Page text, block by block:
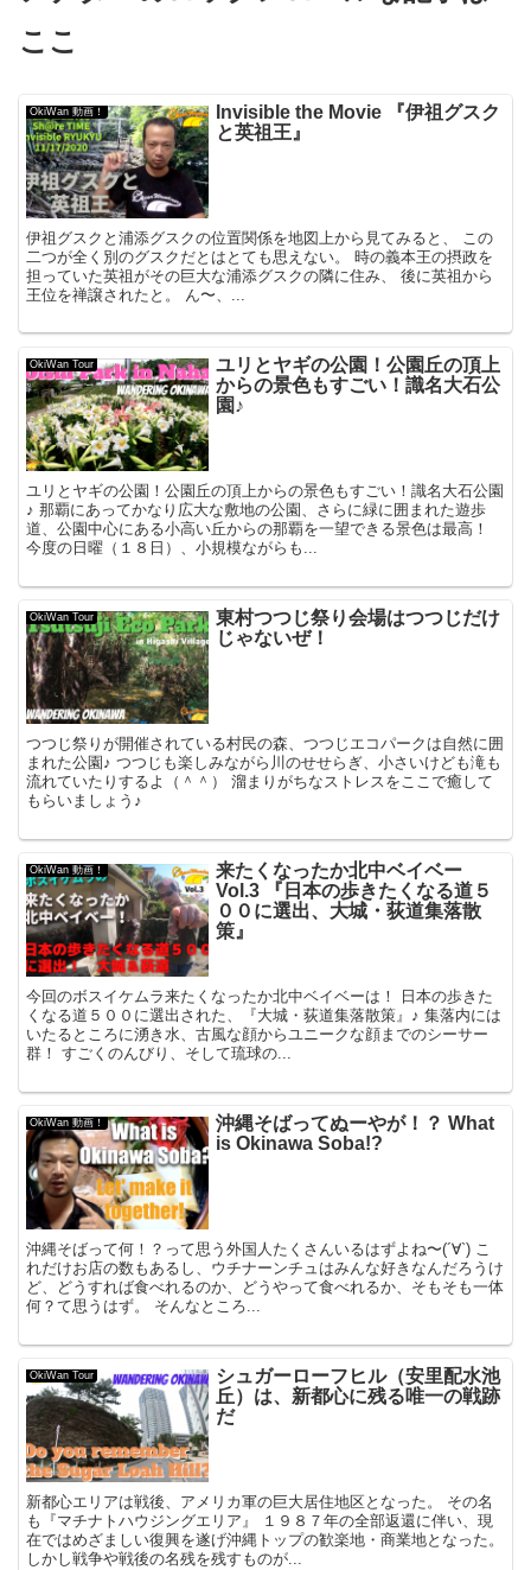
ここ
OkiWan 動画！
Invisible the Movie 『伊祖グスク
と英祖王』
伊祖グスクと浦添グスクの位置関係を地図上から見てみると、 この
二つが全く別のグスクだとはとても思えない。 時の義本王の摂政を
担っていた英祖がその巨大な浦添グスクの隣に住み、 後に英祖から
王位を禅譲されたと。 ん〜、...
OkiWan Tour
ユリとヤギの公園！公園丘の頂上
からの景色もすごい！識名大石公
園♪
ユリとヤギの公園！公園丘の頂上からの景色もすごい！識名大石公園
♪ 那覇にあってかなり広大な敷地の公園、さらに緑に囲まれた遊歩
道、公園中心にある小高い丘からの那覇を一望できる景色は最高！
今度の日曜（１８日）、小規模ながらも...
OkiWan Tour
東村つつじ祭り会場はつつじだけ
じゃないぜ！
つつじ祭りが開催されている村民の森、つつじエコパークは自然に囲
まれた公園♪ つつじも楽しみながら川のせせらぎ、小さいけども滝も
流れていたりするよ（＾＾） 溜まりがちなストレスをここで癒して
もらいましょう♪
OkiWan 動画！
来たくなったか北中ベイベー
Vol.3 『日本の歩きたくなる道５
００に選出、大城・荻道集落散
策』
今回のボスイケムラ来たくなったか北中ベイベーは！ 日本の歩きた
くなる道５００に選出された、『大城・荻道集落散策』♪ 集落内には
いたるところに湧き水、古風な顔からユニークな顔までのシーサー
群！ すごくのんびり、そして琉球の...
OkiWan 動画！
沖縄そばってぬーやが！？ What
is Okinawa Soba!?
沖縄そばって何！？って思う外国人たくさんいるはずよね〜(´∀`) こ
れだけお店の数もあるし、ウチナーンチュはみんな好きなんだろうけ
ど、どうすれば食べれるのか、どうやって食べれるか、そもそも一体
何？て思うはず。 そんなところ...
OkiWan Tour
シュガーローフヒル（安里配水池
丘）は、新都心に残る唯一の戦跡
だ
新都心エリアは戦後、アメリカ軍の巨大居住地区となった。 その名
も『マチナトハウジングエリア』 １９８７年の全部返還に伴い、現
在ではめざましい復興を遂げ沖縄トップの歓楽地・商業地となった。
しかし戦争や戦後の名残を残すものが...